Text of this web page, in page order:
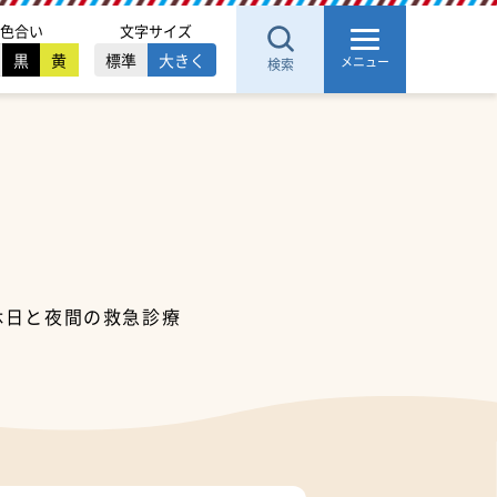
色合い
黒 黄
文字サイズ
標準 大きく 検索 メニュー
と夜間の救急診療